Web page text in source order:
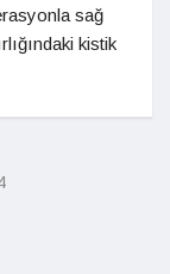
sağ
kistik